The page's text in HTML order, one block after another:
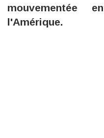
mouvementée
l'Amérique.